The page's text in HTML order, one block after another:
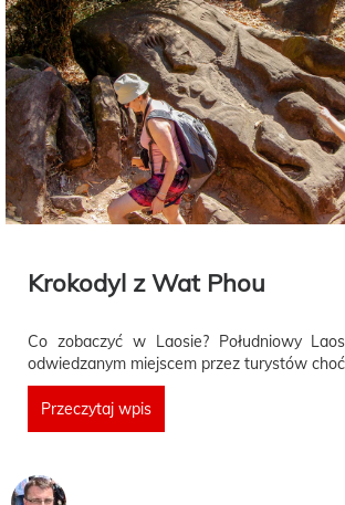
Krokodyl z Wat Phou
Co zobaczyć w Laosie? Południowy
odwiedzanym miejscem przez turystów
Przeczytaj wpis